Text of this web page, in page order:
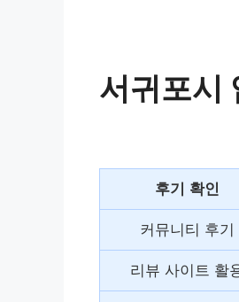
서귀포시
후기 확인
커뮤니티 후기
리뷰 사이트 활